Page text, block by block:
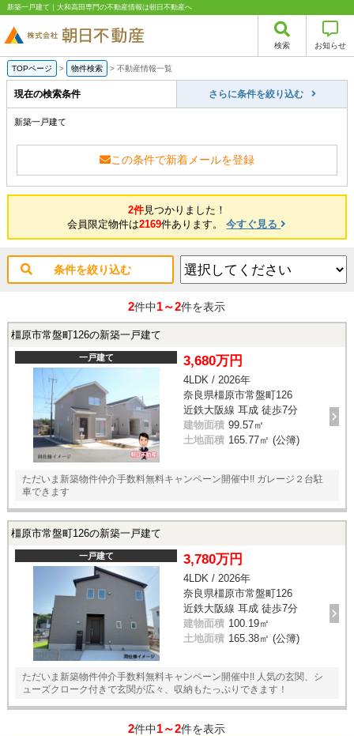
新築一戸建て｜大和高田専門の不動産情報は朝日不動産へ
検索 お知らせ
TOPページ > 物件検索 > 不動産情報一覧
現在の検索条件 さらに条件を絞り込む
新築一戸建て
この条件で新着メールを登録
2件見つかりました！
会員限定物件は2169件あります。今すぐ見る
条件を絞り込む
2件中1～2件を表示
橿原市常盤町126の新築一戸建て
一戸建て 3,680万円
4LDK / 2026年
奈良県橿原市常盤町126
近鉄大阪線 耳成 徒歩7分
建物面積 99.57㎡
土地面積 165.77㎡ (公簿)
ただいま新築物件仲介手数料無料キャンペーン開催中!! ガレージ２台駐
車できます
橿原市常盤町126の新築一戸建て
一戸建て 3,780万円
4LDK / 2026年
奈良県橿原市常盤町126
近鉄大阪線 耳成 徒歩7分
建物面積 100.19㎡
土地面積 165.38㎡ (公簿)
ただいま新築物件仲介手数料無料キャンペーン開催中!! 人気の玄関、シ
ューズクローク付きで玄関が広々、収納もたっぷりできます！
2件中1～2件を表示